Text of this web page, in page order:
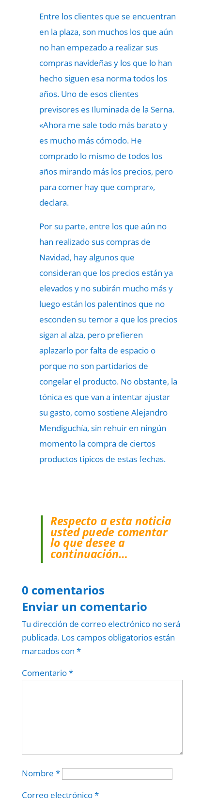
Entre los clientes que se encuentran
en la plaza, son muchos los que aún
no han empezado a realizar sus
compras navideñas y los que lo han
hecho siguen esa norma todos los
años. Uno de esos clientes
previsores es Iluminada de la Serna.
«Ahora me sale todo más barato y
es mucho más cómodo. He
comprado lo mismo de todos los
años mirando más los precios, pero
para comer hay que comprar»,
declara.
Por su parte, entre los que aún no
han realizado sus compras de
Navidad, hay algunos que
consideran que los precios están ya
elevados y no subirán mucho más y
luego están los palentinos que no
esconden su temor a que los precios
sigan al alza, pero prefieren
aplazarlo por falta de espacio o
porque no son partidarios de
congelar el producto. No obstante, la
tónica es que van a intentar ajustar
su gasto, como sostiene Alejandro
Mendiguchía, sin rehuir en ningún
momento la compra de ciertos
productos típicos de estas fechas.
Respecto a esta noticia
usted puede comentar
lo que desee a
continuación…
0 comentarios
Enviar un comentario
Tu dirección de correo electrónico no será
publicada. Los campos obligatorios están
marcados con *
Comentario*
Nombre *
Correo electrónico*